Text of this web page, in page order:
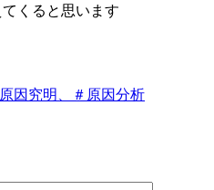
くると思います
因究明、＃原因分析